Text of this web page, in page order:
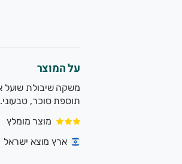
על המוצר
תוספת סוכר, טבעוני.
מוצר מומלץ
ארץ מוצא ישראל